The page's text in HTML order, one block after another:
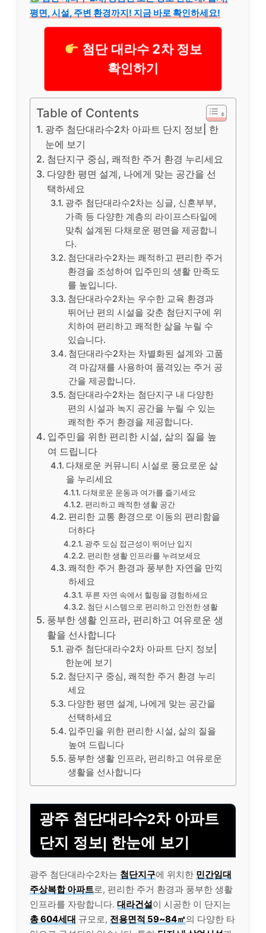
평면, 시설, 주변 환경까지! 지금 바로 확인하세요!
첨단 대라수 2차 정보
확인하기
Table of Contents
광주 첨단대라수2차 아파트 단지 정보| 한
눈에 보기
첨단지구 중심, 쾌적한 주거 환경 누리세요
다양한 평면 설계, 나에게 맞는 공간을 선
택하세요
광주 첨단대라수2차는 싱글, 신혼부부,
가족 등 다양한 계층의 라이프스타일에
맞춰 설계된 다채로운 평면을 제공합니
다.
첨단대라수2차는 쾌적하고 편리한 주거
환경을 조성하여 입주민의 생활 만족도
를 높입니다.
첨단대라수2차는 우수한 교육 환경과
뛰어난 편의 시설을 갖춘 첨단지구에 위
치하여 편리하고 쾌적한 삶을 누릴 수
있습니다.
첨단대라수2차는 차별화된 설계와 고품
격 마감재를 사용하여 품격있는 주거 공
간을 제공합니다.
첨단대라수2차는 첨단지구 내 다양한
편의 시설과 녹지 공간을 누릴 수 있는
쾌적한 주거 환경을 제공합니다.
입주민을 위한 편리한 시설, 삶의 질을 높
여 드립니다
다채로운 커뮤니티 시설로 풍요로운 삶
을 누리세요
다채로운 운동과 여가를 즐기세요
편리하고 쾌적한 생활 공간
편리한 교통 환경으로 이동의 편리함을
더하다
광주 도심 접근성이 뛰어난 입지
편리한 생활 인프라를 누려보세요
쾌적한 주거 환경과 풍부한 자연을 만끽
하세요
푸른 자연 속에서 힐링을 경험하세요
첨단 시스템으로 편리하고 안전한 생활
풍부한 생활 인프라, 편리하고 여유로운 생
활을 선사합니다
광주 첨단대라수2차 아파트 단지 정보|
한눈에 보기
첨단지구 중심, 쾌적한 주거 환경 누리
세요
다양한 평면 설계, 나에게 맞는 공간을
선택하세요
입주민을 위한 편리한 시설, 삶의 질을
높여 드립니다
풍부한 생활 인프라, 편리하고 여유로운
생활을 선사합니다
광주 첨단대라수2차 아파트
단지 정보| 한눈에 보기
광주 첨단대라수2차는 첨단지구에 위치한 민간임대
주상복합 아파트로, 편리한 주거 환경과 풍부한 생활
인프라를 자랑합니다. 대라건설이 시공한 이 단지는
총 604세대 규모로, 전용면적 59~84㎡의 다양한 타